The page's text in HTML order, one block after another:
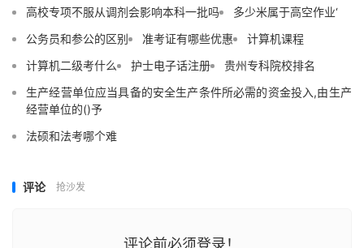
高校专项不服从调剂会影响本科一批吗
多少米属于高空作业‘
公务员和参公的区别
准考证有哪些优惠
计算机课程
计算机二级考什么
护士电子话注册
贵州专科院校排名
生产经营单位应当具备的安全生产条件所必需的资金投入,由生产
经营单位的()予
法硕和法考哪个难
评论 抢沙发
评论前必须登录！